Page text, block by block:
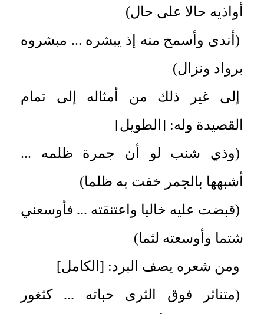
أواذيه حالا على حال)
(أندى وأسمح منه إذ يبشره ... مبشروه
برواد ونزال)
إلى غير ذلك من أمثاله إلى تمام
القصيدة وله: [الطويل]
(وذي شنب لو أن جمرة ظلمه ...
أشبهها بالجمر خفت به ظلما)
(قبضت عليه خاليا واعتنقته ... فأوسعني
شتما وأوسعته لثما)
ومن شعره يصف البرد: [الكامل]
(متناثر فوق الثرى حباته ... كثغور